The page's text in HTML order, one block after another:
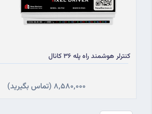
کنترلر هوشمند راه پله 36 کانال
8,580,000 (تماس بگیرید)